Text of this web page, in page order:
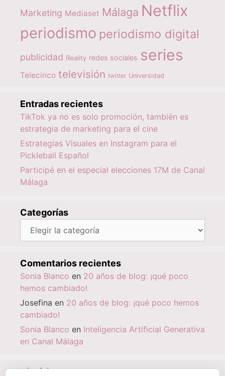
Marketing Mediaset Málaga Netflix
periodismo periodismo digital
publicidad Reality redes sociales series
Telecinco televisión twitter Universidad
Entradas recientes
TikTok ya no es solo promoción, también es
estrategia de marketing para el cine
Estrategias Visuales en Instagram para el
Pickleball Español
Participé en el especial elecciones 17M de Canal
Málaga
Categorías
Comentarios recientes
Sonia Blanco en 20 años de blog: ¡qué poco
hemos cambiado!
Josefina en 20 años de blog: ¡qué poco hemos
cambiado!
Sonia Blanco en Inteligencia Artificial Generativa
en Canal Málaga
Histórico